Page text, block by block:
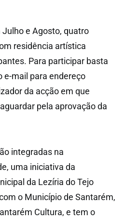
e Agosto, quatro
residência artística
Para participar basta
e-mail para endereço
da acção em que
pela aprovação da
integradas na
uma iniciativa da
da Lezíria do Tejo
o Município de Santarém,
Cultura, e tem o